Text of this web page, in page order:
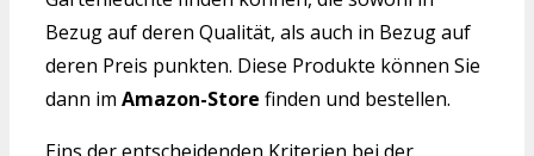
Bezug auf deren Qualität, als auch in Bezug auf
deren Preis punkten. Diese Produkte können Sie
dann im Amazon-Store finden und bestellen.